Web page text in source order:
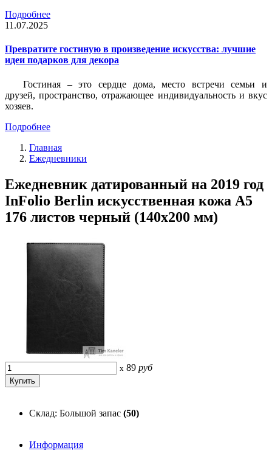
Подробнее
11.07.2025
Превратите гостиную в произведение искусства: лучшие
идеи подарков для декора
Гостиная – это сердце дома, место встречи семьи и
друзей, пространство, отражающее индивидуальность и вкус
хозяев.
Подробнее
Главная
Ежедневники
Ежедневник датированный на 2019 год
InFolio Berlin искусственная кожа А5
176 листов черный (140х200 мм)
x 89 руб
Склад: Большой запас (50)
Информация